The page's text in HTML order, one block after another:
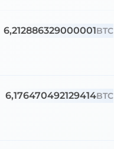
6,212886329000001BTC
6,176470492129414BTC